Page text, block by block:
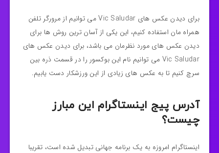
برای دیدن عکس های Vic Saludar می توانیم از مرورگر تلفن
همراه مان استفاده کنیم، این یکی از آسان ترین روش ها برای
دیدن عکس های مورد نظرمان می باشد، برای دیدن عکس های
Vic Saludar می توانیم نام این بوکسور را در قسمت ذره بین
سرچ کنیم تا به عکس های زیادی از این ورزشکار دست یابیم.
آدرس پیج اینستاگرام این مبارز
چیست؟
اینستاگرام امروزه به یک برنامه جهانی تبدیل شده است، تقریبا